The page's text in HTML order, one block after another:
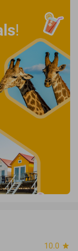
!
10.0 star